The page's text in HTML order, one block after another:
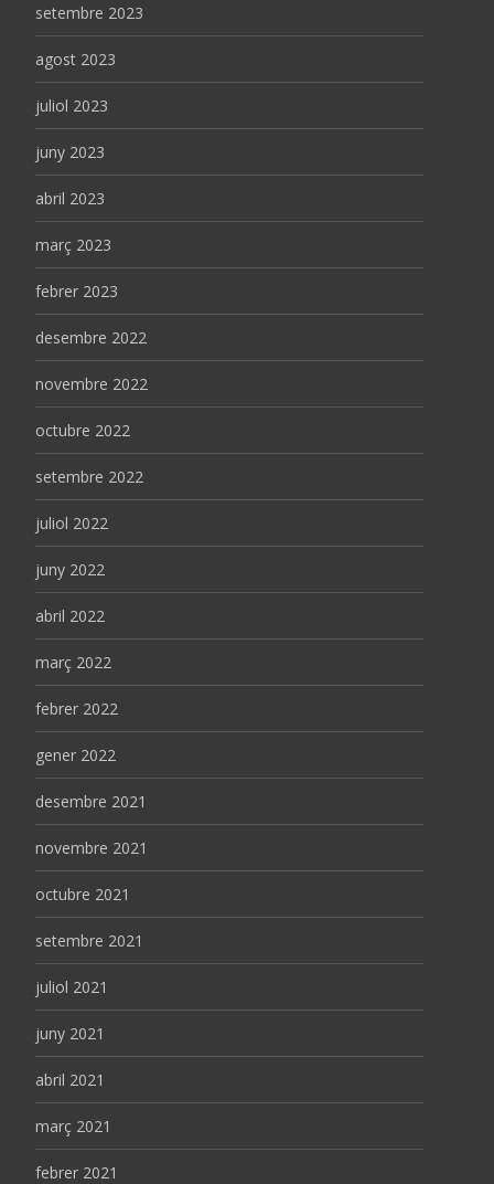
setembre 2023
agost 2023
juliol 2023
juny 2023
abril 2023
març 2023
febrer 2023
desembre 2022
novembre 2022
octubre 2022
setembre 2022
juliol 2022
juny 2022
abril 2022
març 2022
febrer 2022
gener 2022
desembre 2021
novembre 2021
octubre 2021
setembre 2021
juliol 2021
juny 2021
abril 2021
març 2021
febrer 2021